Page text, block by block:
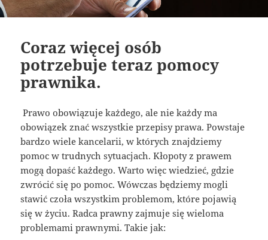
Coraz więcej osób
potrzebuje teraz pomocy
prawnika.
Prawo obowiązuje każdego, ale nie każdy ma
obowiązek znać wszystkie przepisy prawa. Powstaje
bardzo wiele kancelarii, w których znajdziemy
pomoc w trudnych sytuacjach. Kłopoty z prawem
mogą dopaść każdego. Warto więc wiedzieć, gdzie
zwrócić się po pomoc. Wówczas będziemy mogli
stawić czoła wszystkim problemom, które pojawią
się w życiu. Radca prawny zajmuje się wieloma
problemami prawnymi. Takie jak: